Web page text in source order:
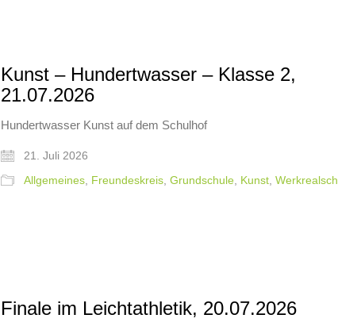
Kunst – Hundertwasser – Klasse 2,
21.07.2026
Hundertwasser Kunst auf dem Schulhof
21. Juli 2026
Allgemeines, Freundeskreis, Grundschule, Kunst,
Finale im Leichtathletik, 20.07.2026